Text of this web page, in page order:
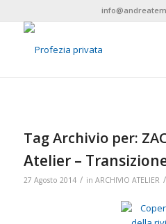
Tag Archivio per:
Atelier –
27 Agosto 2014 / in ARCHIVIO ATELIER /